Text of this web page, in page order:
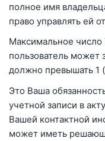
полное имя
право управлять ей
Максимальное число
пользователь может
должно превышать 1
Это Ваша
учетной записи в
Вашей контактной
может иметь